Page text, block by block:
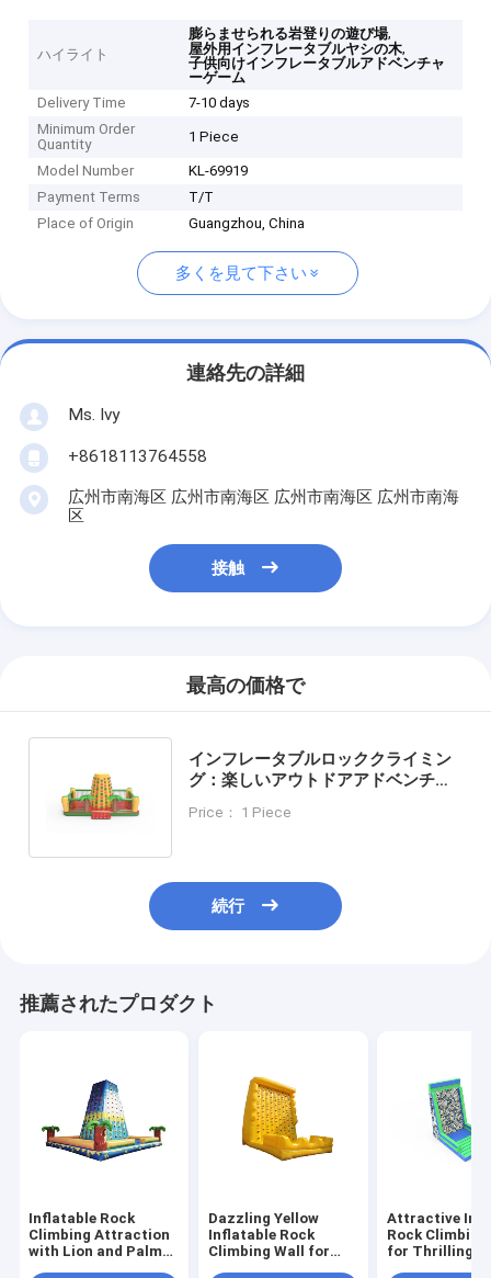
ハイライト
膨らませられる岩登りの遊び場,
屋外用インフレータブルヤシの木,
子供向けインフレータブルアドベンチャ
ーゲーム
Delivery Time
7-10 days
Minimum Order
Quantity
1 Piece
Model Number
KL-69919
Payment Terms
T/T
Place of Origin
Guangzhou, China
多くを見て下さい
連絡先の詳細
Ms. Ivy
+8618113764558
広州市南海区 広州市南海区 広州市南海区 広州市南海
区
接触
最高の価格で
インフレータブルロッククライミン
グ：楽しいアウトドアアドベンチャ
Price： 1 Piece
続行
推薦されたプロダクト
Inflatable Rock
Climbing Attraction
with Lion and Palm
Dazzling Yellow
Inflatable Rock
Climbing Wall for
Attractive
Rock Climbing
for Thrilling